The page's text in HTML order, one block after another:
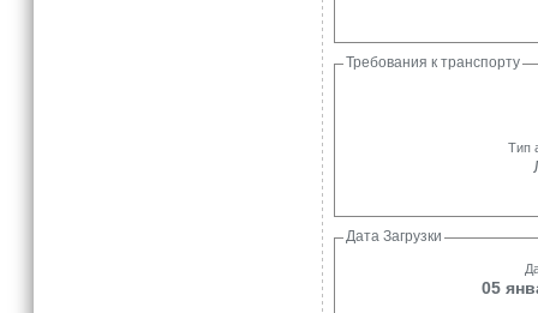
Требования к транспорту
Тип
Дата Загрузки
05